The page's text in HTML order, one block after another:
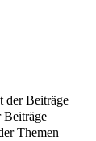
der Beiträge
Beiträge
Themen